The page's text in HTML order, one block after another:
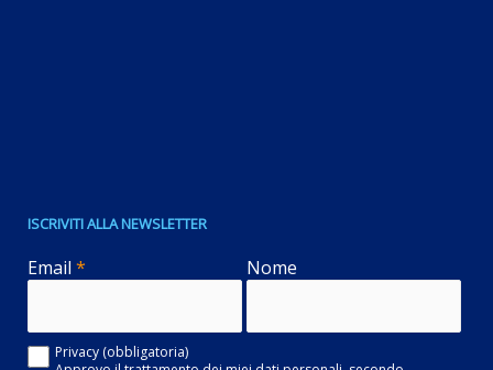
ISCRIVITI ALLA NEWSLETTER
Email * Nome
Privacy (obbligatoria)